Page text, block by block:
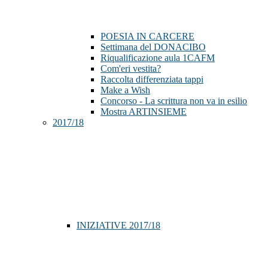
POESIA IN CARCERE
Settimana del DONACIBO
Riqualificazione aula 1CAFM
Com'eri vestita?
Raccolta differenziata tappi
Make a Wish
Concorso - La scrittura non va in esilio
Mostra ARTINSIEME
2017/18
INIZIATIVE 2017/18